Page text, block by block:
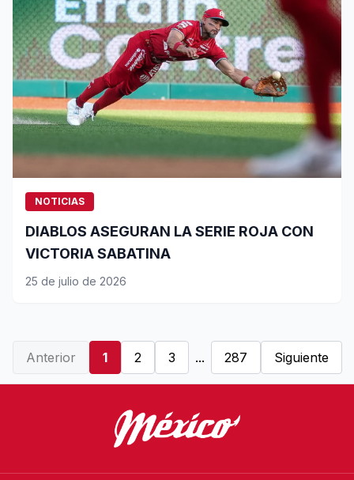
NOTICIAS
DIABLOS ASEGURAN LA SERIE ROJA CON
VICTORIA SABATINA
25 de julio de 2026
Anterior 1 2 3 ... 287 Siguiente